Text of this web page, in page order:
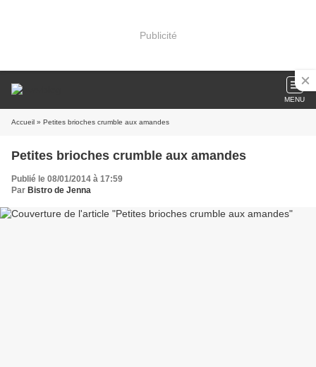
Publicité
MENU
Accueil » Petites brioches crumble aux amandes
Petites brioches crumble aux amandes
Publié le 08/01/2014 à 17:59
Par Bistro de Jenna